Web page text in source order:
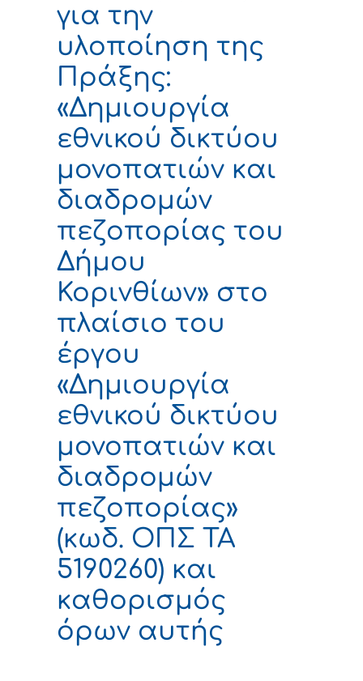
για την
υλοποίηση της
Πράξης:
«Δημιουργία
εθνικού δικτύου
μονοπατιών και
διαδρομών
πεζοπορίας του
Δήμου
Κορινθίων» στο
πλαίσιο του
έργου
«Δημιουργία
εθνικού δικτύου
μονοπατιών και
διαδρομών
πεζοπορίας»
(κωδ. ΟΠΣ ΤΑ
5190260) και
καθορισμός
όρων αυτής